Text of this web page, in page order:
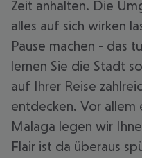
Zeit anhalten. Die
alles auf sich wirken
Pause machen - das
lernen Sie die Stadt
auf Ihrer Reise
entdecken. Vor allem
Malaga legen wir
Flair ist da überaus